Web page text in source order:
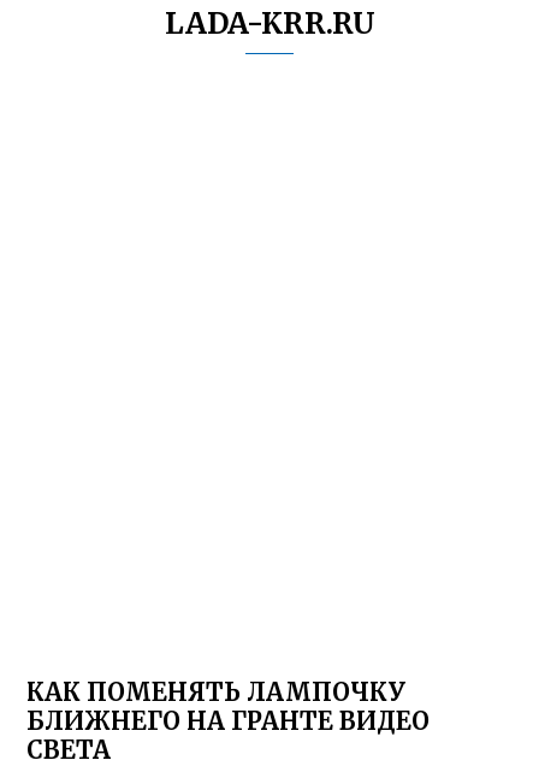
LADA-KRR.RU
КАК ПОМЕНЯТЬ ЛАМПОЧКУ
БЛИЖНЕГО НА ГРАНТЕ ВИДЕО
СВЕТА